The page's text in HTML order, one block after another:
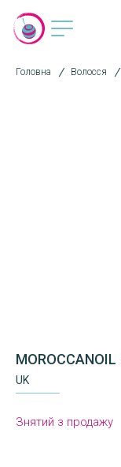
Головна Волосся
MOROCCANOIL
UK
Знятий з продажу